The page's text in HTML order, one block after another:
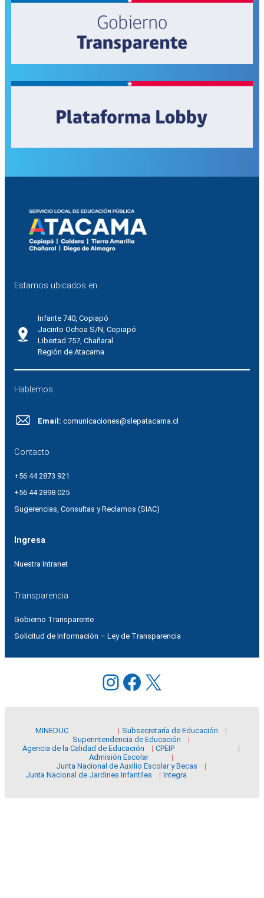
Estamos ubicados en
Infante 740, Copiapó
Jacinto Ochoa S/N, Copiapó
Libertad 757, Chañaral
Región de Atacama
Hablemos
Email: comunicaciones@slepatacama.cl
Contacto
+56 44 2873 921
+56 44 2898 025
Sugerencias, Consultas y Reclamos (SIAC)
Ingresa
Nuestra Intranet
Transparencia
Gobierno Transparente
Solicitud de Información – Ley de Transparencia
Instagram
Facebook
X
MINEDUC
Subsecretaría de Educación
Superintendencia de Educación
Agencia de la Calidad de Educación
CPEIP
Admisión Escolar
Junta Nacional de Auxilio Escolar y Becas
Junta Nacional de Jardines Infantiles
Integra